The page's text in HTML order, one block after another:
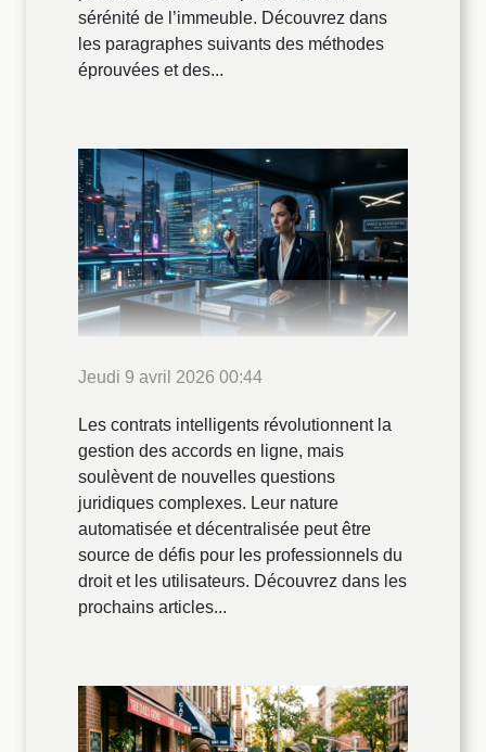
sérénité de l’immeuble. Découvrez dans
les paragraphes suivants des méthodes
éprouvées et des...
Jeudi 9 avril 2026 00:44
Les contrats intelligents révolutionnent la
gestion des accords en ligne, mais
soulèvent de nouvelles questions
juridiques complexes. Leur nature
automatisée et décentralisée peut être
source de défis pour les professionnels du
droit et les utilisateurs. Découvrez dans les
prochains articles...